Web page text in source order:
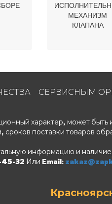
МЕХАНИЗМ
КЛАПАНА
СЕРВИСНЫМ
характер, может
поставки товаров
информацию и
45-32 Или Email: